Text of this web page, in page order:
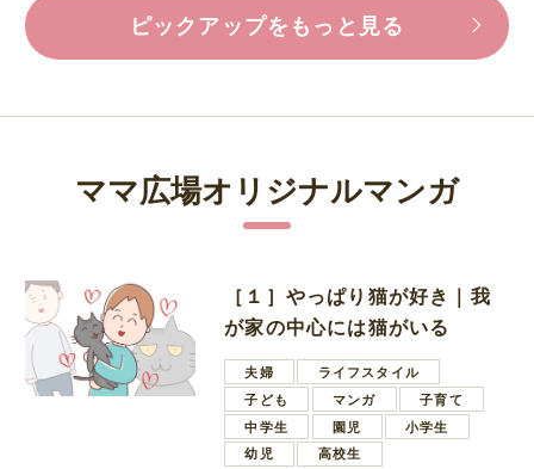
ピックアップをもっと見る
ママ広場オリジナルマンガ
［１］やっぱり猫が好き｜我
が家の中心には猫がいる
夫婦
ライフスタイル
子ども
マンガ
子育て
中学生
園児
小学生
幼児
高校生